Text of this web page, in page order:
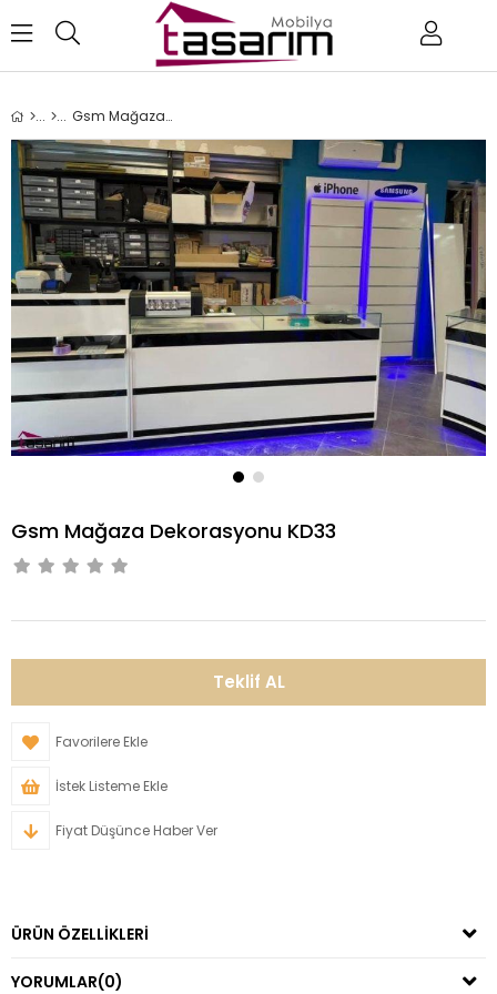
Gsm Mağaza Dekorasyonu KD33
Gsm Mağaza Dekorasyonu KD33
Favorilere Ekle
İstek Listeme Ekle
Fiyat Düşünce Haber Ver
ÜRÜN ÖZELLIKLERI
YORUMLAR(0)